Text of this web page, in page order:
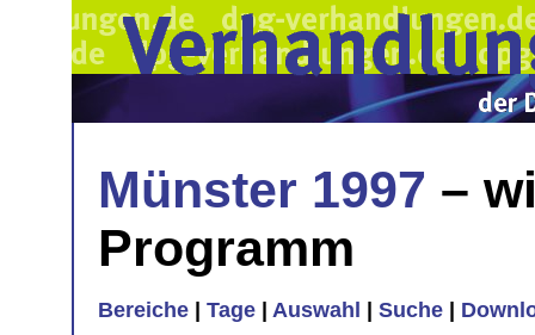
Münster 1997 –
Programm
Bereiche Tage Auswahl Suche